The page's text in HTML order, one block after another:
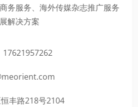
务服务、海外传媒杂志推广服务
解决方案
17621957262
丰路218号2104